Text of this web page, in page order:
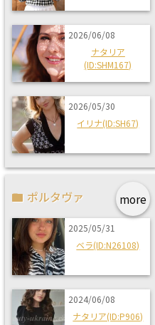
2026/06/08
ナタリア
(ID:SHM167)
2026/05/30
イリナ(ID:SH67)
more
ポルタヴァ
2025/05/31
ベラ(ID:N26108)
2024/06/08
ナタリア(ID:P906)